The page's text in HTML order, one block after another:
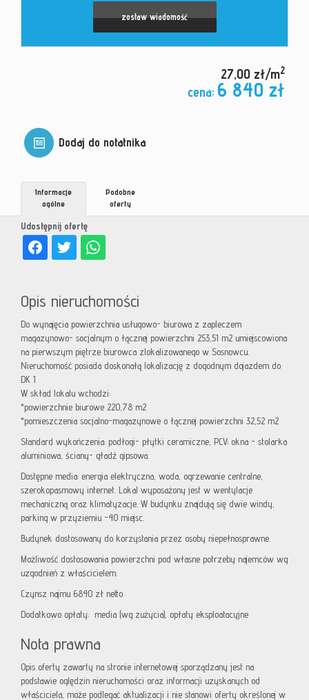
zostaw wiadomość
27,00 zł/m2
cena: 6 840 zł
Dodaj do notatnika
Udostępnij ofertę
Informacje
ogólne
Podobne
oferty
Opis nieruchomości
Do wynajęcia powierzchnia usługowo- biurowa z zapleczem
magazynowo- socjalnym o łącznej powierzchni 253,51 m2 umiejscowiona
na pierwszym piętrze biurowca zlokalizowanego w Sosnowcu.
Nieruchomość posiada doskonałą lokalizację z dogodnym dojazdem do
DK 1
W skład lokalu wchodzi:
*powierzchnie biurowe 220,78 m2
*pomieszczenia socjalno-magazynowe o łącznej powierzchni 32,52 m2
Standard wykończenia: podłogi- płytki ceramiczne, PCV; okna - stolarka
aluminiowa, ściany- gładź gipsowa.
Dostępne media: energia elektryczna, woda, ogrzewanie centralne,
szerokopasmowy internet. Lokal wyposażony jest w wentylacje
mechaniczną oraz klimatyzacje. W budynku znajdują się dwie windy,
parking w przyziemiu -40 miejsc.
Budynek dostosowany do korzystania przez osoby niepełnosprawne.
Możliwość dostosowania powierzchni pod własne potrzeby najemców wg
uzgodnień z właścicielem.
Czynsz najmu 6840 zł netto
Dodatkowo opłaty: media (wg zużycia), opłaty eksploatacyjne
Nota prawna
Opis oferty zawarty na stronie internetowej sporządzany jest na
podstawie oględzin nieruchomości oraz informacji uzyskanych od
właściciela, może podlegać aktualizacji i nie stanowi oferty określonej w